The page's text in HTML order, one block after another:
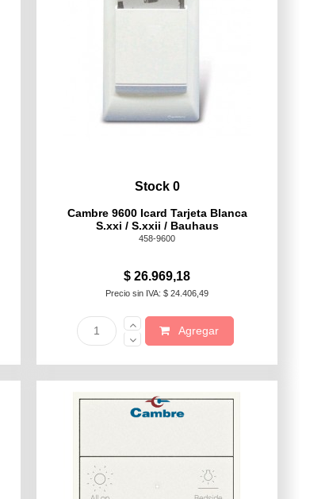
Stock 0
Cambre 9600 Icard Tarjeta Blanca
S.xxi / S.xxii / Bauhaus
458-9600
$ 26.969,18
Precio sin IVA: $ 24.406,49
Agregar